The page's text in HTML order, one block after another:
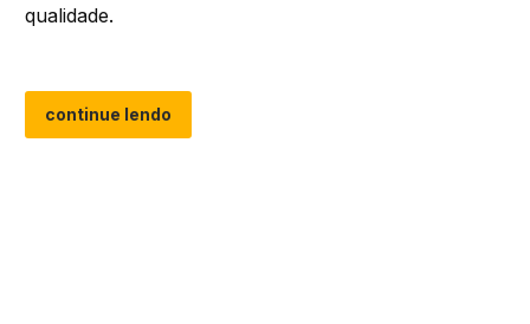
qualidade.
continue lendo